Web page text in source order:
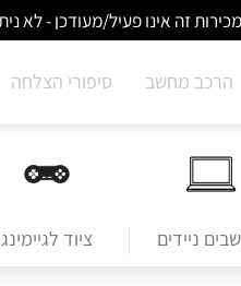
הרכב מחשב סיפורי הצלחה
ניידים ציוד לגיימינג